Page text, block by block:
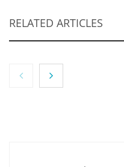
RELATED ARTICLES